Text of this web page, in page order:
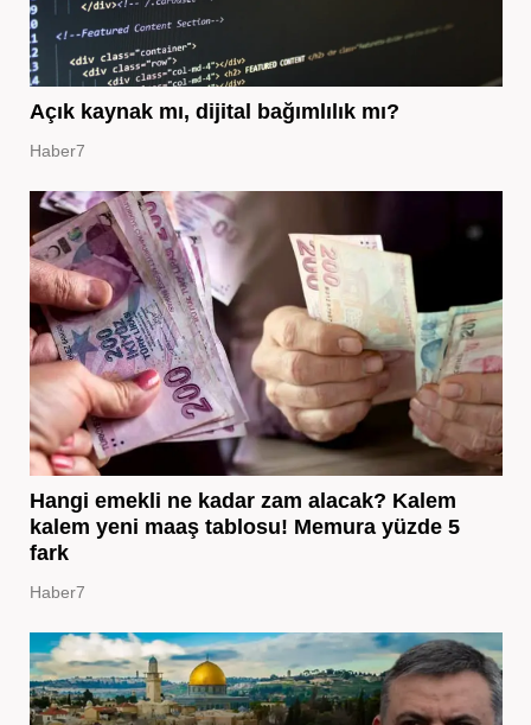
Açık kaynak mı, dijital bağımlılık mı?
Haber7
Hangi emekli ne kadar zam alacak? Kalem
kalem yeni maaş tablosu! Memura yüzde 5
fark
Haber7